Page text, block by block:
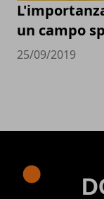
un campo
25/09/2019